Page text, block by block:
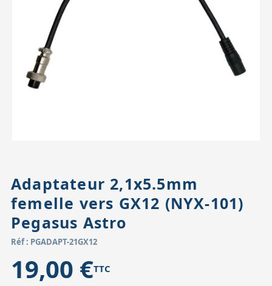
Accessoires pour montures
Têtes
Pièces détachées
Adaptateur 2,1x5.5mm
femelle vers GX12 (NYX-101)
Pegasus Astro
Réf : PGADAPT-21GX12
19,00 €TTC